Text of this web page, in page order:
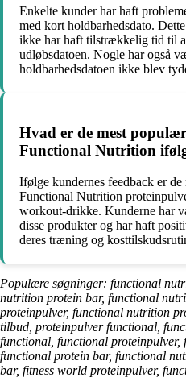
Enkelte kunder har haft
med kort holdbarhedsdato.
ikke har haft tilstrækkelig tid til
udløbsdatoen. Nogle har også
holdbarhedsdatoen ikke blev
Hvad er de mest
Functional Nutrition
Ifølge kundernes feedback er
Functional Nutrition
workout-drikke. Kunderne har
disse produkter og har haft
deres træning og
Populære søgninger: functional
nutrition protein bar, functional
proteinpulver, functional nutrition
tilbud, proteinpulver functional,
functional, functional proteinpulver,
functional protein bar, functional
bar, fitness world proteinpulver,